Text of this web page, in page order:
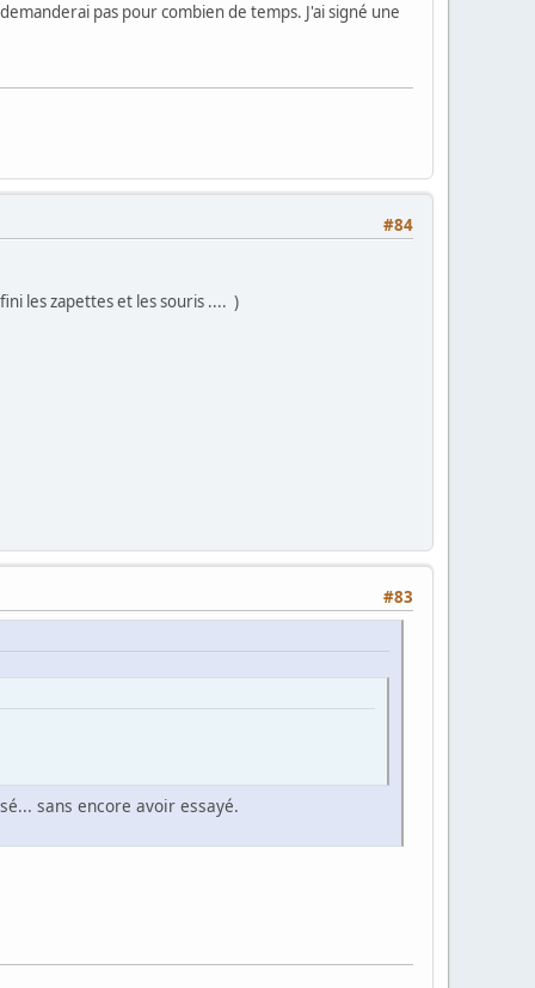
pas pour combien de temps. J'ai signé une
#84
les zapettes et les souris .... )
#83
sans encore avoir essayé.